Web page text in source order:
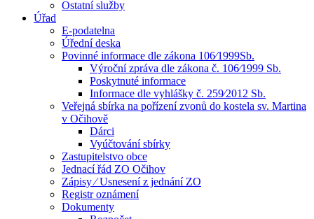
Ostatní služby
Úřad
E-podatelna
Úřední deska
Povinné informace dle zákona 106⁄1999Sb.
Výroční zpráva dle zákona č. 106⁄1999 Sb.
Poskytnuté informace
Informace dle vyhlášky č. 259⁄2012 Sb.
Veřejná sbírka na pořízení zvonů do kostela sv. Martina
v Očihově
Dárci
Vyúčtování sbírky
Zastupitelstvo obce
Jednací řád ZO Očihov
Zápisy ⁄ Usnesení z jednání ZO
Registr oznámení
Dokumenty